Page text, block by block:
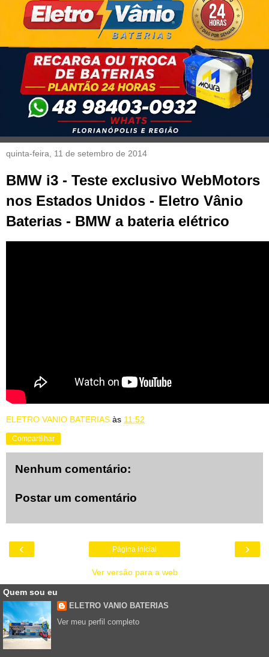
quinta-feira, 11 de setembro de 2014
BMW i3 - Teste exclusivo WebMotors
nos Estados Unidos - Eletro Vânio
Baterias - BMW a bateria elétrico
ELETRO VANIO BATERIAS às 11:52
Compartilhar
Nenhum comentário:
Postar um comentário
‹ ›
Página inicial
Ver versão para a web
Quem sou eu
ELETRO VANIO BATERIAS
Ver meu perfil completo